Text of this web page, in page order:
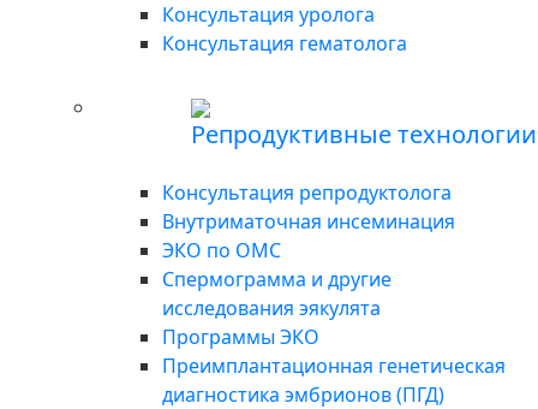
Консультация уролога
Консультация гематолога
Репродуктивные технологии
Консультация репродуктолога
Внутриматочная инсеминация
ЭКО по ОМС
Спермограмма и другие
исследования эякулята
Программы ЭКО
Преимплантационная генетическая
диагностика эмбрионов (ПГД)